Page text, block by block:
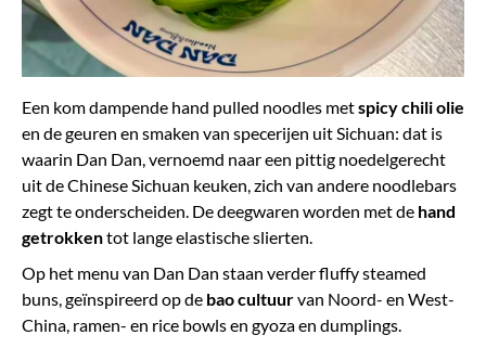
Een kom dampende hand pulled noodles metspicy chili olie
en de geuren en smaken van specerijen uit Sichuan: dat is
waarin Dan Dan, vernoemd naar een pittig noedelgerecht
uit de Chinese Sichuan keuken, zich van andere noodlebars
zegt te onderscheiden. De deegwaren worden met de hand
getrokkentot lange elastische slierten.
Op het menu van Dan Dan staan verder fluffy steamed
buns, geïnspireerd op de bao cultuurvan Noord- en West-
China, ramen- en rice bowls en gyoza en dumplings.